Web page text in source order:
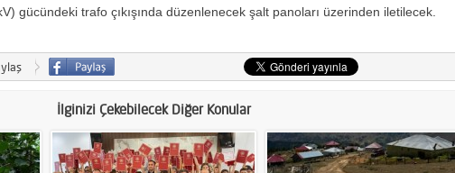
gücündeki trafo çıkışında düzenlenecek şalt panoları üzerinden iletilecek.
İlginizi Çekebilecek Diğer Konular